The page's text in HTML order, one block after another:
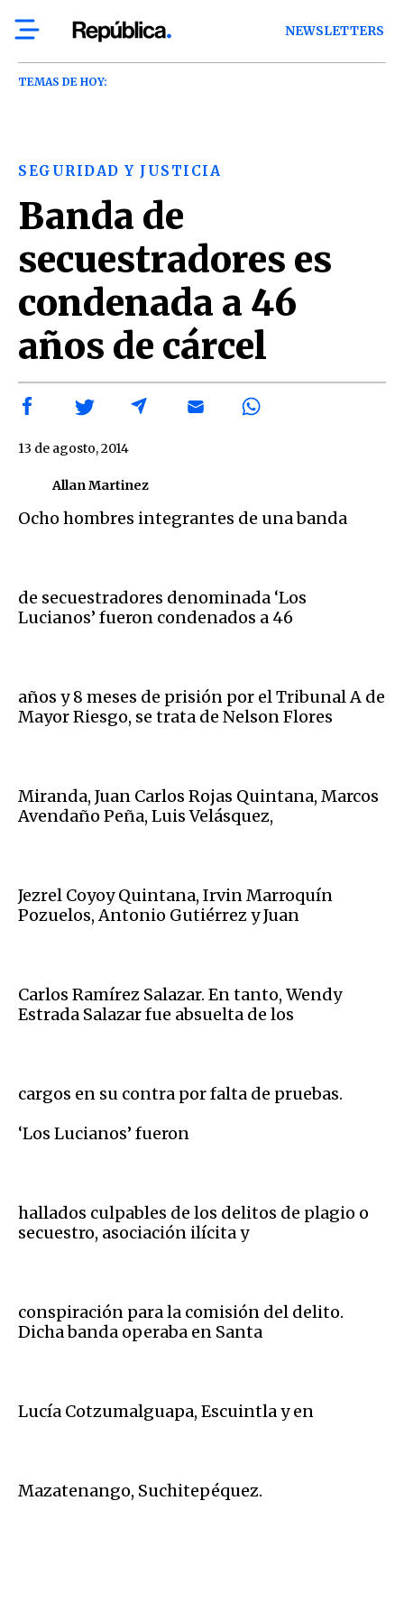
NEWSLETTERS
TEMAS DE HOY:
SEGURIDAD Y JUSTICIA
Banda de
secuestradores es
condenada a 46
años de cárcel
Allan Martinez
13 de agosto, 2014
Ocho hombres integrantes de una banda
de secuestradores denominada ‘Los
Lucianos’ fueron condenados a 46
años y 8 meses de prisión por el Tribunal A de
Mayor Riesgo, se trata de Nelson Flores
Miranda, Juan Carlos Rojas Quintana, Marcos
Avendaño Peña, Luis Velásquez,
Jezrel Coyoy Quintana, Irvin Marroquín
Pozuelos, Antonio Gutiérrez y Juan
Carlos Ramírez Salazar. En tanto, Wendy
Estrada Salazar fue absuelta de los
cargos en su contra por falta de pruebas.
‘Los Lucianos’ fueron
hallados culpables de los delitos de plagio o
secuestro, asociación ilícita y
conspiración para la comisión del delito.
Dicha banda operaba en Santa
Lucía Cotzumalguapa, Escuintla y en
Mazatenango, Suchitepéquez.